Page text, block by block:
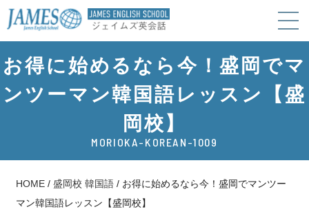
お得に始めるなら今！盛岡でマ
ンツーマン韓国語レッスン【盛
岡校】
MORIOKA-KOREAN-1009
HOME /盛岡校 韓国語 / お得に始めるなら今！盛岡でマンツー
マン韓国語レッスン【盛岡校】